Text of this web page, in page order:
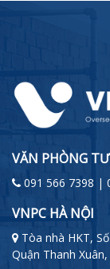
VĂN PHÒNG
091 566 7398 |
VNPC HÀ NỘI
Tòa nhà HKT,
Quận Thanh